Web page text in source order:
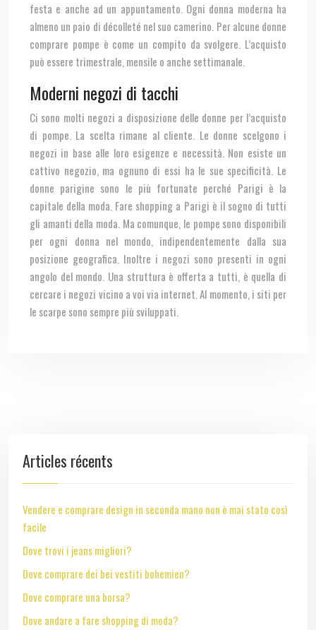
festa e anche ad un appuntamento. Ogni donna moderna ha
almeno un paio di décolleté nel suo camerino. Per alcune donne
comprare pompe è come un compito da svolgere. L’acquisto
può essere trimestrale, mensile o anche settimanale.
Moderni negozi di tacchi
Ci sono molti negozi a disposizione delle donne per l’acquisto
di pompe. La scelta rimane al cliente. Le donne scelgono i
negozi in base alle loro esigenze e necessità. Non esiste un
cattivo negozio, ma ognuno di essi ha le sue specificità. Le
donne parigine sono le più fortunate perché Parigi è la
capitale della moda. Fare shopping a Parigi è il sogno di tutti
gli amanti della moda. Ma comunque, le pompe sono disponibili
per ogni donna nel mondo, indipendentemente dalla sua
posizione geografica. Inoltre i negozi sono presenti in ogni
angolo del mondo. Una struttura è offerta a tutti, è quella di
cercare i negozi vicino a voi via internet. Al momento, i siti per
le scarpe sono sempre più sviluppati.
Articles récents
Vendere e comprare design in seconda mano non è mai stato così
facile
Dove trovi i jeans migliori?
Dove comprare dei bei vestiti bohemien?
Dove comprare una borsa?
Dove andare a fare shopping di moda?